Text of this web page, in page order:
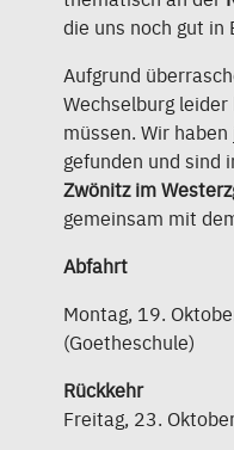
die uns noch gut in
Aufgrund
Wechselburg
müssen. Wir
gefunden und sind
Zwönitz im
gemeinsam mit
Abfahrt
Montag, 19.
(Goetheschule)
Rückkehr
Freitag, 23.